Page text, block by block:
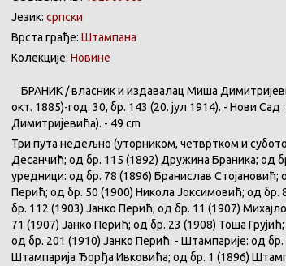
Језик: српски
Врста грађе: Штампана
Колекције: Новине
БРАНИК / власник и издавалац Миша
окт. 1885)-год. 30, бр. 143 (20. јул 1914). - Нови
Димитријевића). - 49 cm
Три пута недељно (уторником, четвртком и
Десанчић; од бр. 115 (1892) Дружина Браника; од
уредници: од бр. 78 (1896) Бранислав
Перић; од бр. 50 (1900) Никола Јоксимовић; од
бр. 112 (1903) Јанко Перић; од бр. 11 (1907)
71 (1907) Јанко Перић; од бр. 23 (1908) Тоша
од бр. 201 (1910) Јанко Перић. - Штампарије: од
Штампарија Ђорђа Ивковића; од бр. 1 (1896)